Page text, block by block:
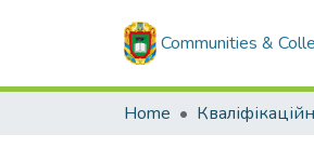
Communities &
Home